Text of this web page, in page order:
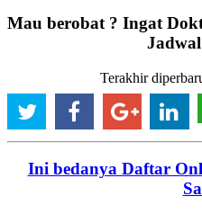
Mau berobat ? Ingat
Terakhir
Ini bedanya Daftar